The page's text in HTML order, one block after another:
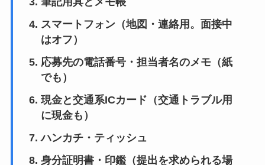
スマートフォン（地図・連絡用。面接中
はオフ）
応募先の電話番号・担当者名のメモ（紙
でも）
現金と交通系ICカード（交通トラブル用
に現金も）
ハンカチ・ティッシュ
身分証明書・印鑑（提出を求められる場